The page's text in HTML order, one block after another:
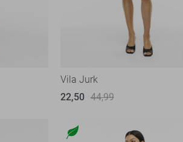
Vila Jurk
22,50 44,99